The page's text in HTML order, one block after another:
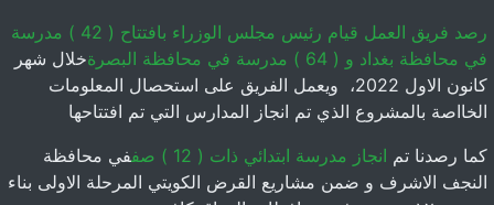
رصد فريق العمل قيام رئيس مجلس الوزراء بافتتاح ( 42 ) مدرسة
في محافظة بغداد و ( 64 ) مدرسة في محافظة البصرة
خلال شهر
كانون الاول 2022، ويعمل الفريق على استحصال المعلومات
الخااصة بالمشروع الذي تم انجاز المدارس التي تم افتتاحها
كما رصدنا تم انجاز مدرسة ابتدائي ذات ( 12 ) صف
في محافظة
النجف الاشرف و ضمن مشاريع القرض الكويتي المرحلة الاولى بناء